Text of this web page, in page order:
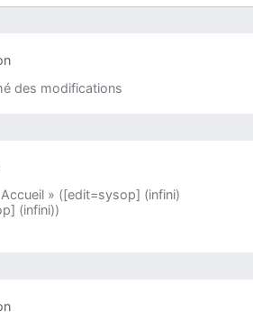
des modifications
» (‎[edit=sysop] (infini)
(infini))